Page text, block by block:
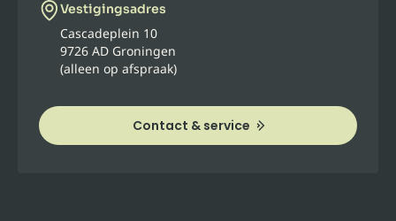
Vestigingsadres
Cascadeplein 10
9726 AD Groningen
(alleen op afspraak)
Contact & service